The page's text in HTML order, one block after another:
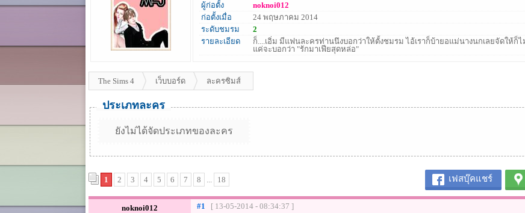
ผู้ก่อตั้ง
noknoi012
ก่อตั้งเมื่อ
24 พฤษภาคม 2014
ระดับชมรม
2
รายละเอียด
ก็....เอิ่ม มีแฟนละครท่านนึงบอกว่าให้ตั้งชมรม ไอ้เราก็บ้ายอแม่นางนกเลยจัดให้ก็ไ
แค่จะบอกว่า "รักมาเฟียสุดหล่อ"
The Sims 4 เว็บบอร์ด ละครซิมส์
ประเภทละคร
ยังไม่ได้จัดประเภทของละคร
เฟสบุ๊คแชร์
1 2 3 4 5 6 7 8 ... 18
noknoi012 #1 [ 13-05-2014 - 08:34:37 ]